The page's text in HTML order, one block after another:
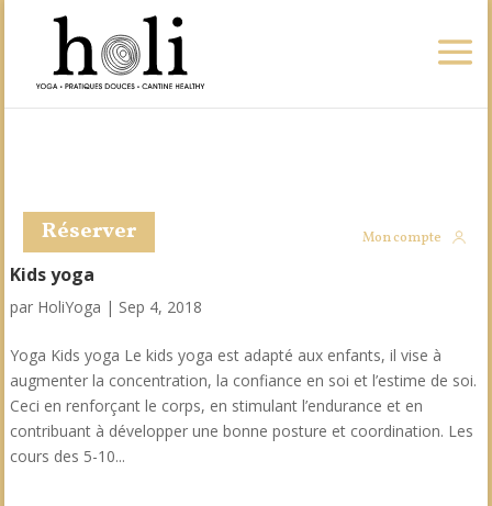
Réserver Mon compte
Kids yoga
par HoliYoga | Sep 4, 2018
Yoga Kids yoga Le kids yoga est adapté aux enfants, il vise à
augmenter la concentration, la confiance en soi et l’estime de soi.
Ceci en renforçant le corps, en stimulant l’endurance et en
contribuant à développer une bonne posture et coordination. Les
cours des 5-10...